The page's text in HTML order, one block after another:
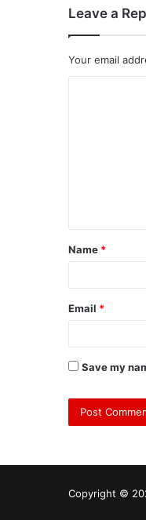
Leave a
Your email
Name *
Email *
Save my
Copyright ©